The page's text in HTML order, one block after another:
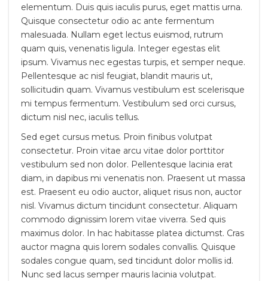
elementum. Duis quis iaculis purus, eget mattis urna.
Quisque consectetur odio ac ante fermentum
malesuada. Nullam eget lectus euismod, rutrum
quam quis, venenatis ligula. Integer egestas elit
ipsum. Vivamus nec egestas turpis, et semper neque.
Pellentesque ac nisl feugiat, blandit mauris ut,
sollicitudin quam. Vivamus vestibulum est scelerisque
mi tempus fermentum. Vestibulum sed orci cursus,
dictum nisl nec, iaculis tellus.
Sed eget cursus metus. Proin finibus volutpat
consectetur. Proin vitae arcu vitae dolor porttitor
vestibulum sed non dolor. Pellentesque lacinia erat
diam, in dapibus mi venenatis non. Praesent ut massa
est. Praesent eu odio auctor, aliquet risus non, auctor
nisl. Vivamus dictum tincidunt consectetur. Aliquam
commodo dignissim lorem vitae viverra. Sed quis
maximus dolor. In hac habitasse platea dictumst. Cras
auctor magna quis lorem sodales convallis. Quisque
sodales congue quam, sed tincidunt dolor mollis id.
Nunc sed lacus semper mauris lacinia volutpat.